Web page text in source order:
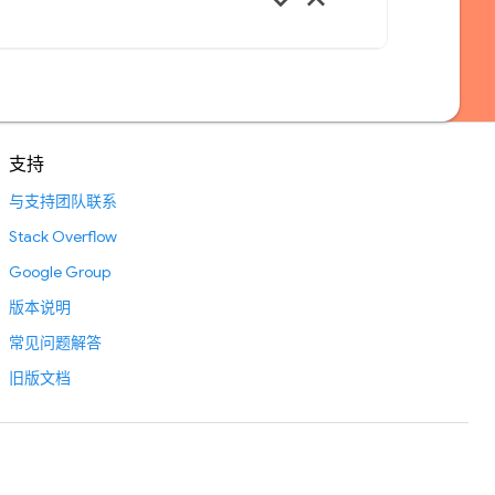
支持
与支持团队联系
Stack Overflow
Google Group
版本说明
常见问题解答
旧版文档